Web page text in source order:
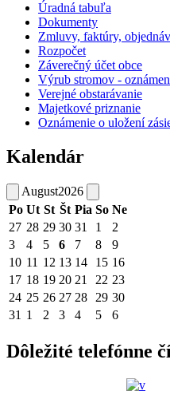
Úradná tabuľa
Dokumenty
Zmluvy, faktúry,
Rozpočet
Záverečný účet obce
Výrub stromov -
Verejné obstarávanie
Majetkové priznanie
Oznámenie o uložení
Kalendár
August2026
Po Ut St Št Pia So Ne
27 28 29 30 31 1
2
3
4 5 6 7 8
9
10 11 12 13 14 15 16
17 18 19 20 21 22 23
24 25 26 27 28 29 30
31 1 2 3 4 5 6
Dôležité telefónne